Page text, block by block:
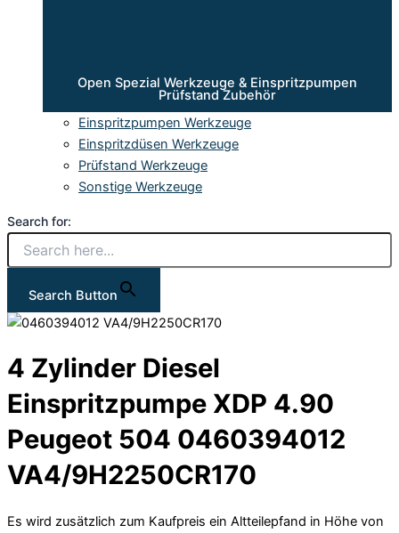
Open Spezial Werkzeuge & Einspritzpumpen
Prüfstand Zubehör
Einspritzpumpen Werkzeuge
Einspritzdüsen Werkzeuge
Prüfstand Werkzeuge
Sonstige Werkzeuge
Search for:
Search Button
4 Zylinder Diesel
Einspritzpumpe XDP 4.90
Peugeot 504 0460394012
VA4/9H2250CR170
Es wird zusätzlich zum Kaufpreis ein Altteilepfand in Höhe von